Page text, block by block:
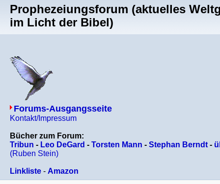
Prophezeiungsforum (aktuelles
im Licht der Bibel)
Forums-Ausgangsseite
Kontakt/Impressum
Bücher zum Forum:
Tribun - Leo DeGard - Torsten Mann - Stephan Berndt -
(Ruben Stein)
Linkliste - Amazon